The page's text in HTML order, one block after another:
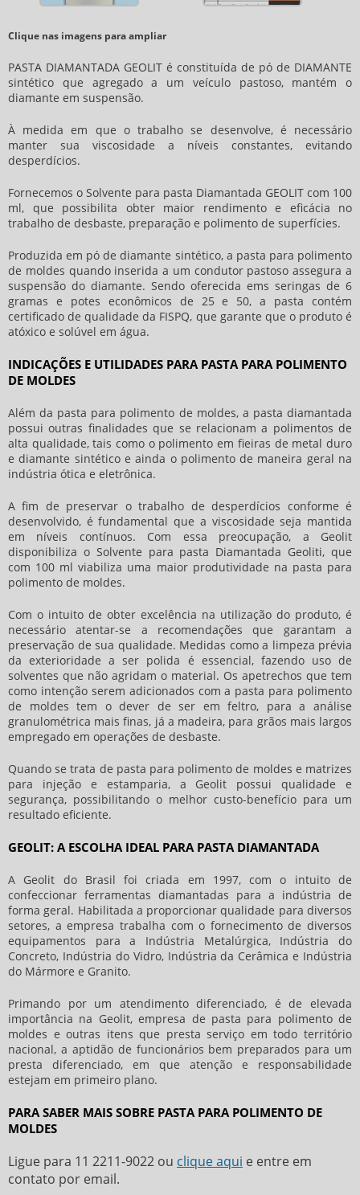
Clique nas imagens para ampliar
PASTA DIAMANTADA GEOLIT é constituída de pó de DIAMANTE
sintético que agregado a um veículo pastoso, mantém o
diamante em suspensão.
À medida em que o trabalho se desenvolve, é necessário
manter sua viscosidade a níveis constantes, evitando
desperdícios.
Fornecemos o Solvente para pasta Diamantada GEOLIT com 100
ml, que possibilita obter maior rendimento e eficácia no
trabalho de desbaste, preparação e polimento de superfícies.
Produzida em pó de diamante sintético, a pasta para polimento
de moldes quando inserida a um condutor pastoso assegura a
suspensão do diamante. Sendo oferecida ems seringas de 6
gramas e potes econômicos de 25 e 50, a pasta contém
certificado de qualidade da FISPQ, que garante que o produto é
atóxico e solúvel em água.
INDICAÇÕES E UTILIDADES PARA PASTA PARA POLIMENTO
DE MOLDES
Além da pasta para polimento de moldes, a pasta diamantada
possui outras finalidades que se relacionam a polimentos de
alta qualidade, tais como o polimento em fieiras de metal duro
e diamante sintético e ainda o polimento de maneira geral na
indústria ótica e eletrônica.
A fim de preservar o trabalho de desperdícios conforme é
desenvolvido, é fundamental que a viscosidade seja mantida
em níveis contínuos. Com essa preocupação, a Geolit
disponibiliza o Solvente para pasta Diamantada Geoliti, que
com 100 ml viabiliza uma maior produtividade na pasta para
polimento de moldes.
Com o intuito de obter excelência na utilização do produto, é
necessário atentar-se a recomendações que garantam a
preservação de sua qualidade. Medidas como a limpeza prévia
da exterioridade a ser polida é essencial, fazendo uso de
solventes que não agridam o material. Os apetrechos que tem
como intenção serem adicionados com a pasta para polimento
de moldes tem o dever de ser em feltro, para a análise
granulométrica mais finas, já a madeira, para grãos mais largos
empregado em operações de desbaste.
Quando se trata de pasta para polimento de moldes e matrizes
para injeção e estamparia, a Geolit possui qualidade e
segurança, possibilitando o melhor custo-benefício para um
resultado eficiente.
GEOLIT: A ESCOLHA IDEAL PARA PASTA DIAMANTADA
A Geolit do Brasil foi criada em 1997, com o intuito de
confeccionar ferramentas diamantadas para a indústria de
forma geral. Habilitada a proporcionar qualidade para diversos
setores, a empresa trabalha com o fornecimento de diversos
equipamentos para a Indústria Metalúrgica, Indústria do
Concreto, Indústria do Vidro, Indústria da Cerâmica e Indústria
do Mármore e Granito.
Primando por um atendimento diferenciado, é de elevada
importância na Geolit, empresa de pasta para polimento de
moldes e outras itens que presta serviço em todo território
nacional, a aptidão de funcionários bem preparados para um
presta diferenciado, em que atenção e responsabilidade
estejam em primeiro plano.
PARA SABER MAIS SOBRE PASTA PARA POLIMENTO DE
MOLDES
Ligue para 11 2211-9022 ou clique aqui e entre em
contato por email.